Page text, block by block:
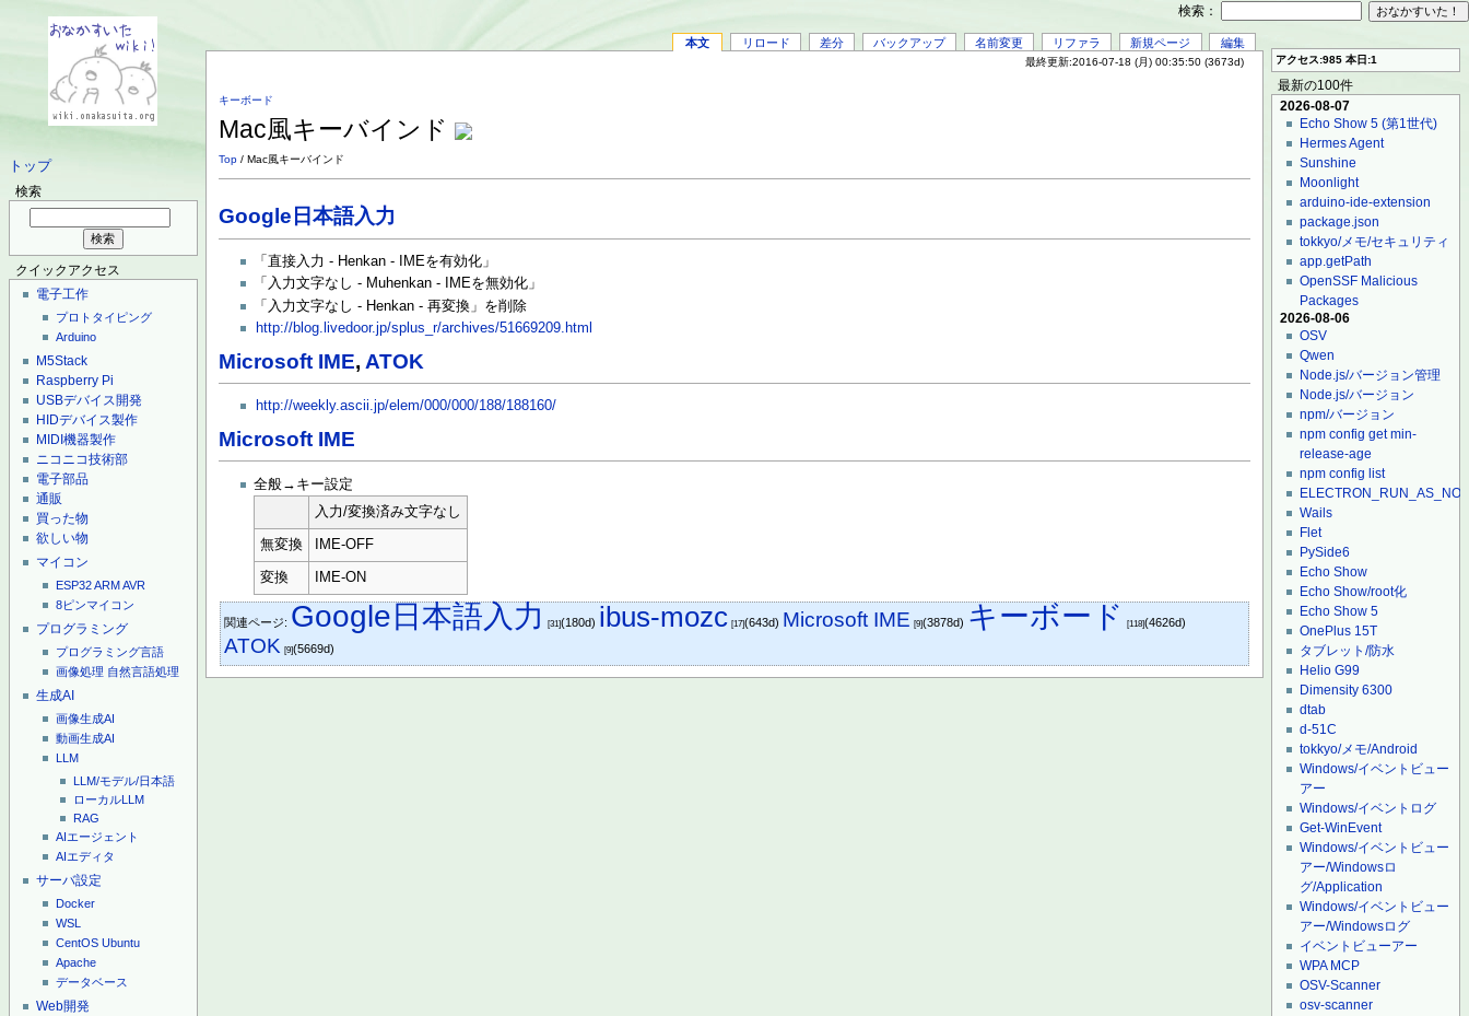
トップ
検索
クイックアクセス
電子工作
プロトタイピング
Arduino
M5Stack
Raspberry Pi
USBデバイス開発
HIDデバイス製作
MIDI機器製作
ニコニコ技術部
電子部品
通販
買った物
欲しい物
マイコン
ESP32ARMAVR
8ピンマイコン
プログラミング
プログラミング言語
画像処理 自然言語処理
生成AI
画像生成AI
動画生成AI
LLM
LLM/モデル/日本語
ローカルLLM
RAG
AIエージェント
AIエディタ
サーバ設定
Docker
WSL
CentOS Ubuntu
Apache
データベース
Web開発
本文 リロード 差分 バックアップ 名前変更 リファラ 新規ページ 編集
最終更新:2016-07-18 (月) 00:35:50 (3673d)
キーボード
Mac風キーバインド
Top / Mac風キーバインド
Google日本語入力
「直接入力 - Henkan - IMEを有効化」
「入力文字なし - Muhenkan - IMEを無効化」
「入力文字なし - Henkan - 再変換」を削除
http://blog.livedoor.jp/splus_r/archives/51669209.html
Microsoft IME, ATOK
http://weekly.ascii.jp/elem/000/000/188/188160/
Microsoft IME
全般→キー設定
入力/変換済み文字なし
無変換 IME-OFF
変換 IME-ON
関連ページ: Google日本語入力 [31](180d) ibus-mozc [17](643d) Microsoft IME [9](3878d) キーボード [118](4626d)
ATOK [9](5669d)
アクセス:985 本日:1
最新の100件
2026-08-07
Echo Show 5 (第1世代)
Hermes Agent
Sunshine
Moonlight
arduino-ide-extension
package.json
tokkyo/メモ/セキュリティ
app.getPath
OpenSSF Malicious
Packages
2026-08-06
OSV
Qwen
Node.js/バージョン管理
Node.js/バージョン
npm/バージョン
npm config get min-
release-age
npm config list
Wails
Flet
PySide6
Echo Show
Echo Show/root化
Echo Show 5
OnePlus 15T
タブレット/防水
Helio G99
Dimensity 6300
dtab
d-51C
tokkyo/メモ/Android
Windows/イベントビュー
アー
Windows/イベントログ
Get-WinEvent
Windows/イベントビュー
アー/Windowsロ
グ/Application
Windows/イベントビュー
アー/Windowsログ
イベントビューアー
WPA MCP
OSV-Scanner
osv-scanner
検索：